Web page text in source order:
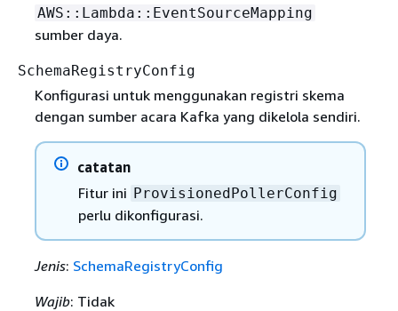
AWS::Lambda::EventSourceMapping
sumber daya.
SchemaRegistryConfig
Konfigurasi untuk menggunakan registri skema
dengan sumber acara Kafka yang dikelola sendiri.
catatan
Fitur ini ProvisionedPollerConfig
perlu dikonfigurasi.
Jenis: SchemaRegistryConfig
Wajib: Tidak